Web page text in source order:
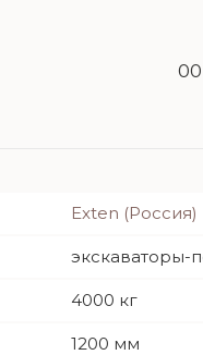
00
Exten (Россия)
экскаваторы-
4000 кг
1200 мм